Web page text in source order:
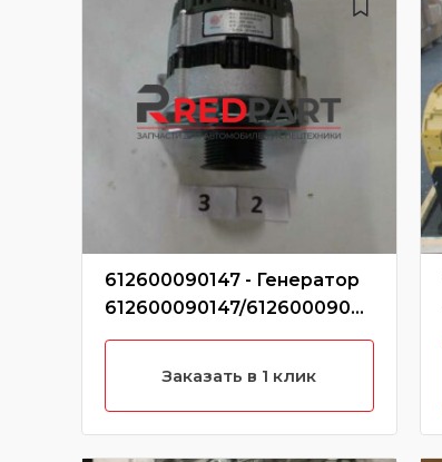
612600090147 - Генератор
612600090147/61260009050
6/SP101895/P-C03-4001 (Без
Заказать в 1 клик